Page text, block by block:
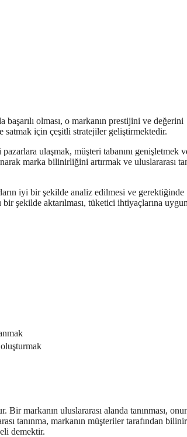
olması, o markanın prestijini ve değerini
satmak için çeşitli stratejiler geliştirmektedir.
ulaşmak, müşteri tabanını genişletmek
marka bilinirliğini artırmak ve uluslararası
iyi bir şekilde analiz edilmesi ve gerektiğinde
şekilde aktarılması, tüketici ihtiyaçlarına uygun
markanın uluslararası alanda tanınması,
tanınma, markanın müşteriler tarafından
demektir.